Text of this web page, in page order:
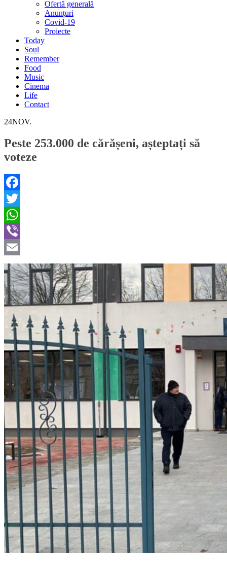
Ofertă generală
Anunțuri
Covid-19
Proiecte
Today
Soul
Remember
Food
Music
Cinema
Life
Contact
24NOV.
Peste 253.000 de cărășeni, așteptați să
voteze
Facebook
Twitter
WhatsApp
Viber
Email